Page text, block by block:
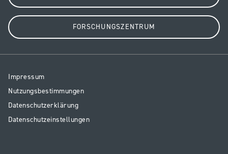
FORSCHUNGSZENTRUM
Resp
Legal
Impressum
Nutzungsbestimmungen
Datenschutzerklärung
Datenschutzeinstellungen